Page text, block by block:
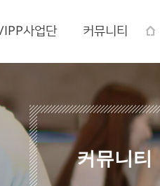
IPP사업단 커뮤니티
커뮤니티